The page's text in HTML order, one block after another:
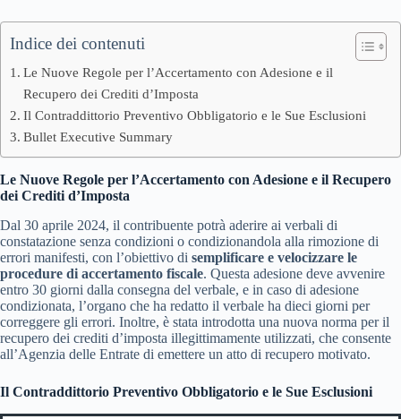
Indice dei contenuti
Le Nuove Regole per l’Accertamento con Adesione e il
Recupero dei Crediti d’Imposta
Il Contraddittorio Preventivo Obbligatorio e le Sue Esclusioni
Bullet Executive Summary
Le Nuove Regole per l’Accertamento con Adesione e il Recupero
dei Crediti d’Imposta
Dal 30 aprile 2024, il contribuente potrà aderire ai verbali di
constatazione senza condizioni o condizionandola alla rimozione di
errori manifesti, con l’obiettivo di semplificare e velocizzare le
procedure di accertamento fiscale. Questa adesione deve avvenire
entro 30 giorni dalla consegna del verbale, e in caso di adesione
condizionata, l’organo che ha redatto il verbale ha dieci giorni per
correggere gli errori. Inoltre, è stata introdotta una nuova norma per il
recupero dei crediti d’imposta illegittimamente utilizzati, che consente
all’Agenzia delle Entrate di emettere un atto di recupero motivato.
Il Contraddittorio Preventivo Obbligatorio e le Sue Esclusioni